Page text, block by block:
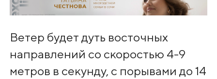
Ветер будет дуть восточных
направлений со скоростью 4-9
метров в секунду, с порывами до 14